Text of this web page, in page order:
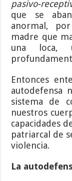
pasivo-
que se
anormal,
madre que
una loca,
Entonces
autodefensa
sistema de
nuestros
capacidades
patriarcal de
violencia.
La